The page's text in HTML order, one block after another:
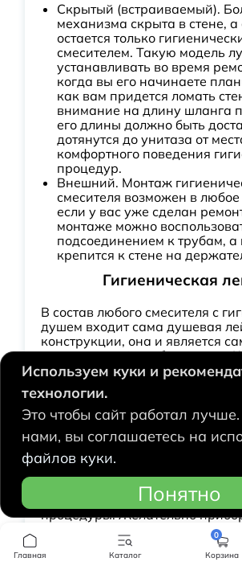
Скрытый (встраиваемый).
механизма скрыта в стене,
остается только
смесителем. Такую модель
устанавливать во время
когда вы его начинаете
как вам придется ломать
внимание на длину шланга
его длины должно быть
дотянутся до унитаза от
комфортного поведения
процедур.
Внешний. Монтаж
смесителя возможен в
если у вас уже сделан
монтаже можно
подсоединением к трубам, а
крепится к стене на
Гигиеническая
В состав любого смесителя с
душем входит сама душевая
конструкции, она и является
отличительной особенностью.
такой лейки гораздо меньше,
душа, плюс гигиенический душ
специальной кнопкой для
Размещать необходимо на
крепление возле унитаза,
легко дотянуться. Часто к
приобрести гигиенический
термостатом. Тогда вам не
регулировать температуру
прежде чем совершить
процедуры. Желательно
силиконовыми вставками в
выходит вода - это увеличит
лейки в жестких водах и в водах
Используем куки и
технологии.
Это чтобы сайт работал
нами, вы соглашаетесь на
файлов куки.
Понятно
Главная Каталог
0
Корзина